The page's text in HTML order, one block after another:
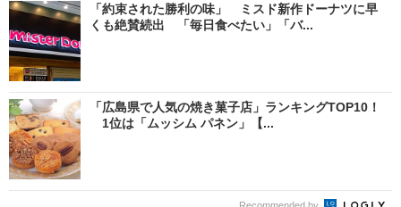
「約束された勝利の味」 ミスド新作ドーナツに早
くも絶賛続出 「毎日食べたい」「バ...
「広島県で人気の焼き菓子店」ランキングTOP10！
1位は「ムッシム パネン」【...